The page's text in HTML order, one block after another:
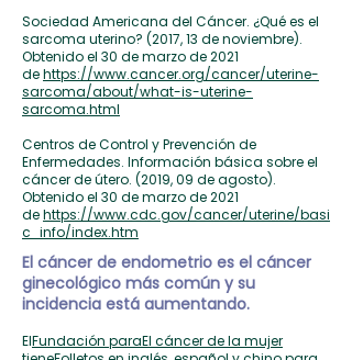
Sociedad Americana del Cáncer. ¿Qué es el
sarcoma uterino? (2017, 13 de noviembre).
Obtenido el 30 de marzo de 2021
dehttps://www.cancer.org/cancer/uterine-
sarcoma/about/what-is-uterine-
sarcoma.html
Centros de Control y Prevención de
Enfermedades. Información básica sobre el
cáncer de útero. (2019, 09 de agosto).
Obtenido el 30 de marzo de 2021
dehttps://www.cdc.gov/cancer/uterine/basi
c_info/index.htm
El cáncer de endometrio es el cáncer
ginecológico más común y su
incidencia está aumentando.
ElFundación paraEl cáncer de la mujer